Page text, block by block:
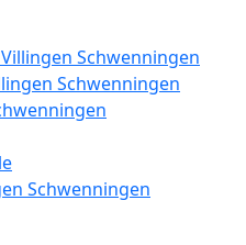
Schwenningen
Schwenningen
Schwenningen